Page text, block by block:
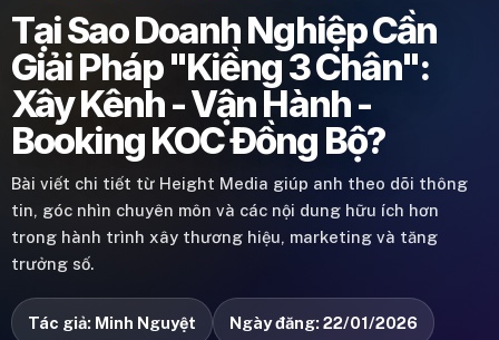
Tại Sao Doanh Nghiệp Cần
Giải Pháp "Kiềng 3 Chân":
Xây Kênh - Vận Hành -
Booking KOC Đồng Bộ?
Bài viết chi tiết từ Height Media giúp anh theo dõi thông
tin, góc nhìn chuyên môn và các nội dung hữu ích hơn
trong hành trình xây thương hiệu, marketing và tăng
trưởng số.
Tác giả: Minh Nguyệt Ngày đăng: 22/01/2026